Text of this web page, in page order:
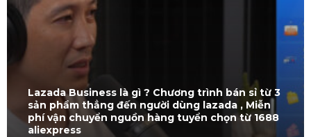
Lazada Business là gì ? Chương trình bán sỉ từ 3
sản phẩm thẳng đến người dùng lazada , Miễn
phí vận chuyển nguồn hàng tuyển chọn từ 1688
aliexpress